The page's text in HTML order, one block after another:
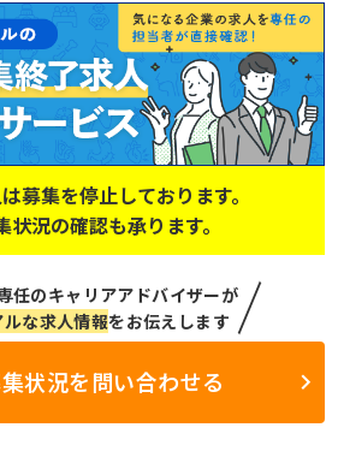
募集を停止しております。
状況の確認も承ります。
任のキャリアアドバイザーが
ルな求人情報をお伝えします
状況を問い合わせる